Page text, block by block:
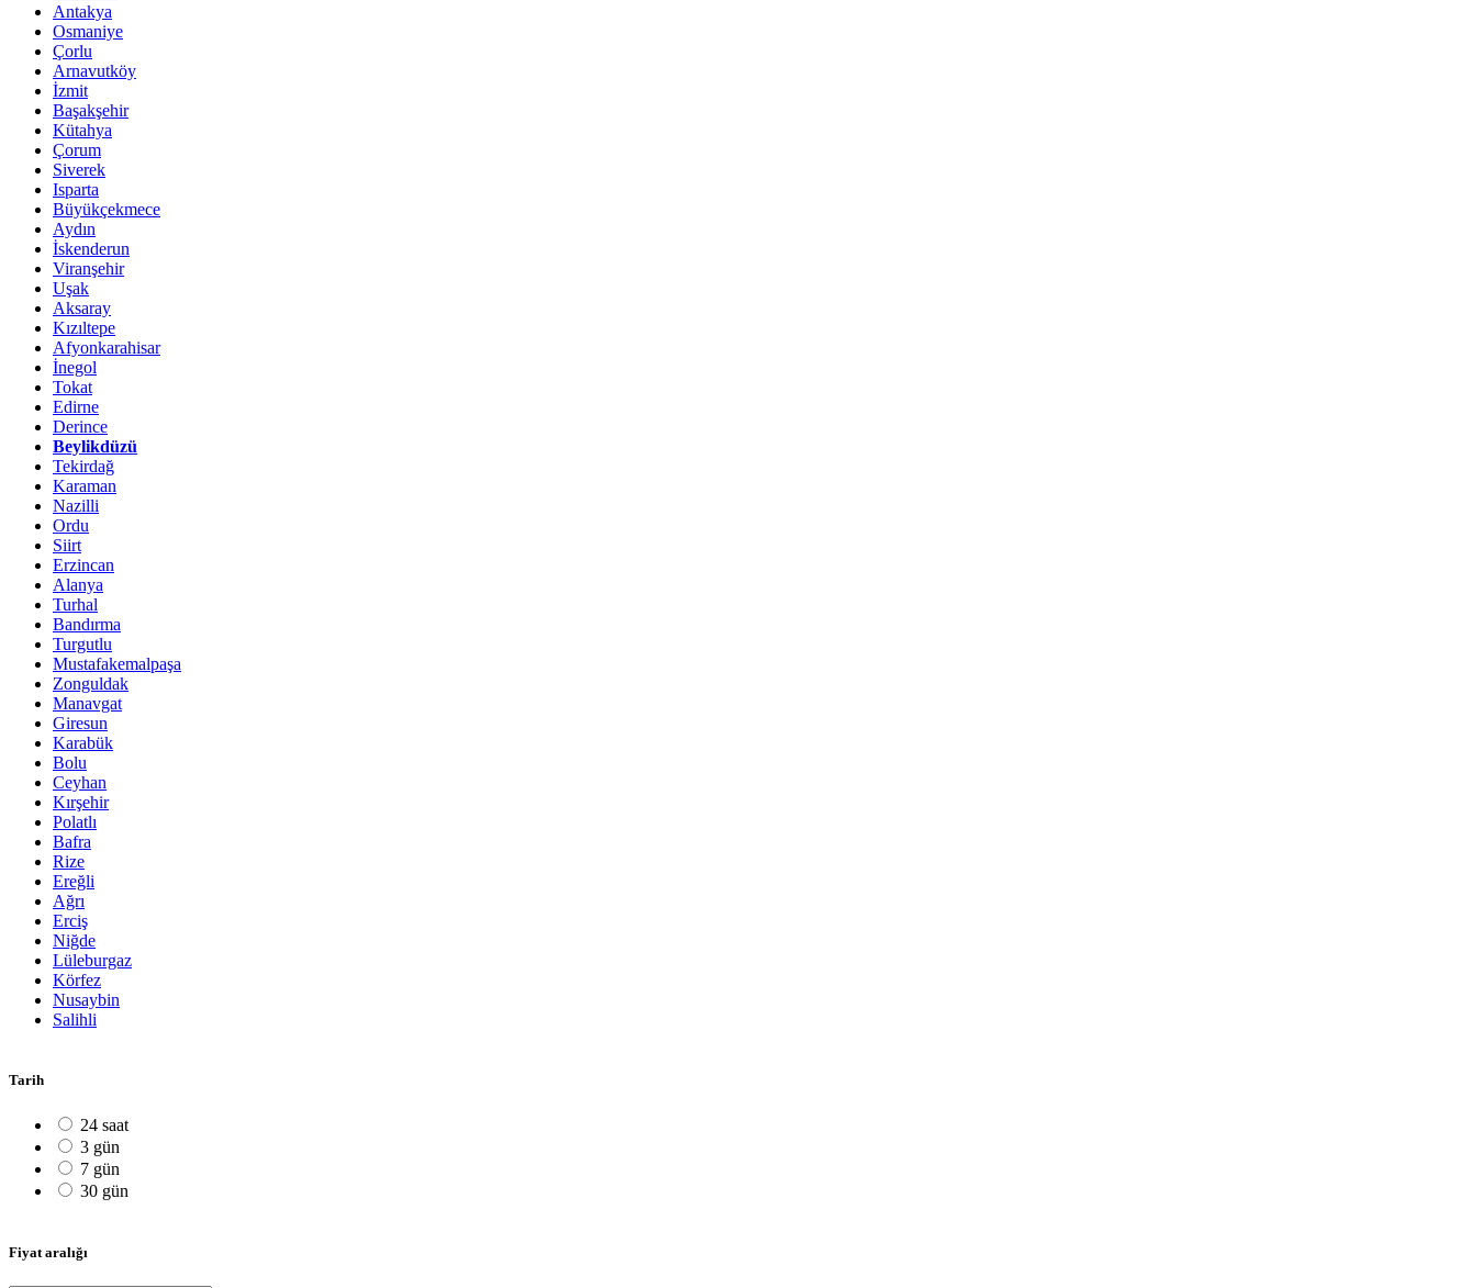
Antakya
Osmaniye
Çorlu
Arnavutköy
İzmit
Başakşehir
Kütahya
Çorum
Siverek
Isparta
Büyükçekmece
Aydın
İskenderun
Viranşehir
Uşak
Aksaray
Kızıltepe
Afyonkarahisar
İnegol
Tokat
Edirne
Derince
Beylikdüzü
Tekirdağ
Karaman
Nazilli
Ordu
Siirt
Erzincan
Alanya
Turhal
Bandırma
Turgutlu
Mustafakemalpaşa
Zonguldak
Manavgat
Giresun
Karabük
Bolu
Ceyhan
Kırşehir
Polatlı
Bafra
Rize
Ereğli
Ağrı
Erciş
Niğde
Lüleburgaz
Körfez
Nusaybin
Salihli
Tarih
24 saat
3 gün
7 gün
30 gün
Fiyat aralığı